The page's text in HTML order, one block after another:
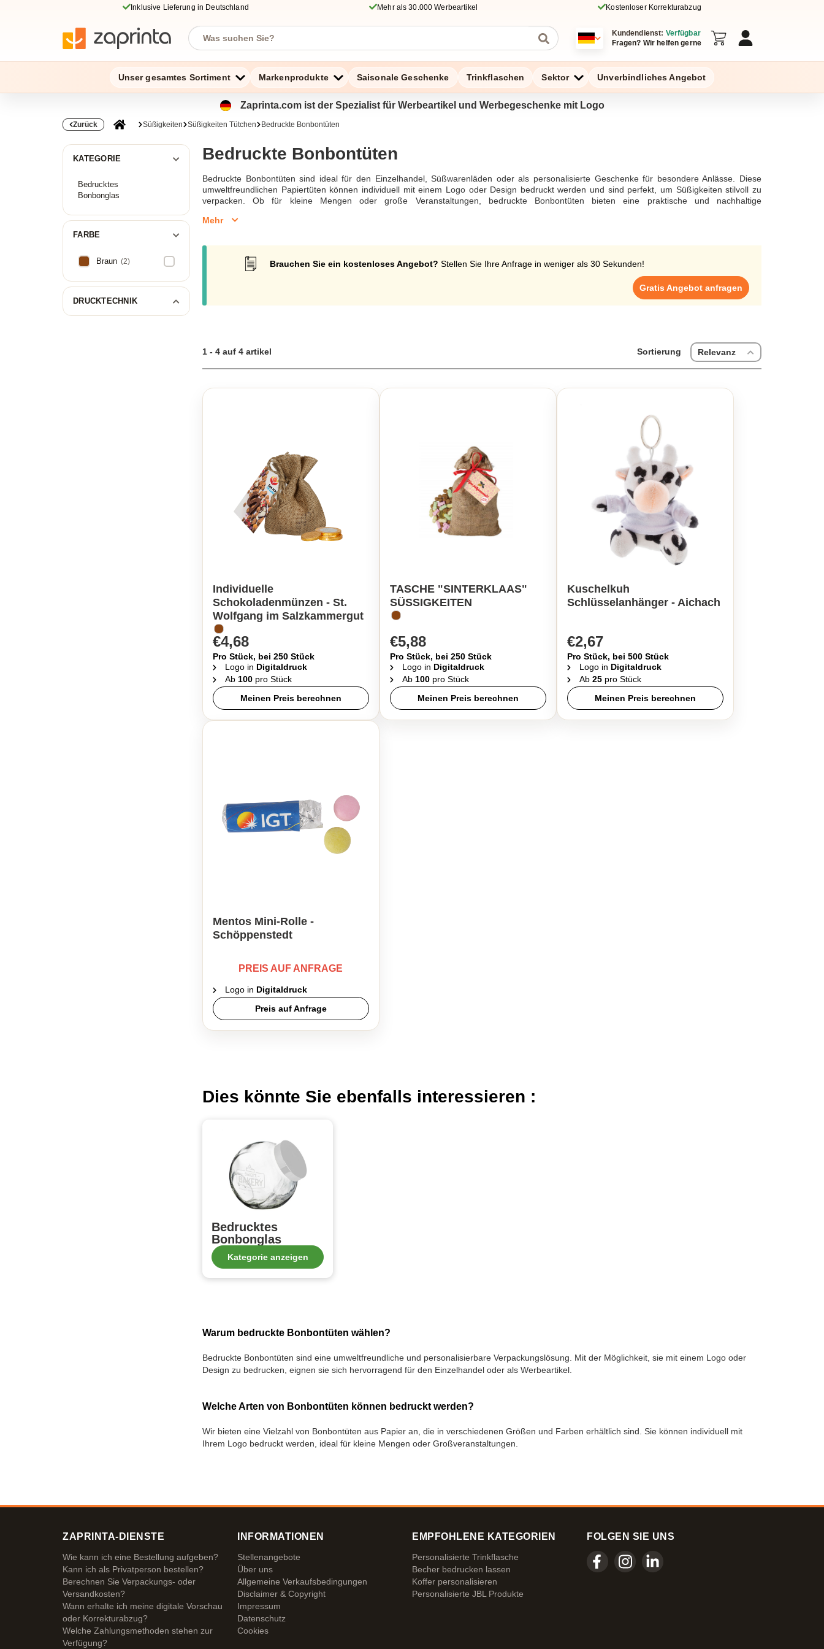
Inklusive Lieferung in Deutschland Mehr als 30.000 Werbeartikel Kostenloser Korrekturabzug
Kundendienst: Verfügbar
Fragen? Wir helfen gerne
Unser gesamtes Sortiment Markenprodukte Saisonale Geschenke Trinkflaschen Sektor Unverbindliches Angebot
Zaprinta.com ist der Spezialist für Werbeartikel und Werbegeschenke mit Logo
Zurück Süßigkeiten Süßigkeiten Tütchen Bedruckte Bonbontüten
KATEGORIE
Bedrucktes
Bonbonglas
FARBE
Braun (2)
DRUCKTECHNIK
Bedruckte Bonbontüten
Bedruckte Bonbontüten sind ideal für den Einzelhandel, Süßwarenläden oder als personalisierte Geschenke für besondere Anlässe. Diese
umweltfreundlichen Papiertüten können individuell mit einem Logo oder Design bedruckt werden und sind perfekt, um Süßigkeiten stilvoll zu
verpacken. Ob für kleine Mengen oder große Veranstaltungen, bedruckte Bonbontüten bieten eine praktische und nachhaltige
Mehr
Brauchen Sie ein kostenloses Angebot? Stellen Sie Ihre Anfrage in weniger als 30 Sekunden!
Gratis Angebot anfragen
1 - 4 auf 4 artikel Sortierung Relevanz
Individuelle
Schokoladenmünzen - St.
Wolfgang im Salzkammergut
€4,68
Pro Stück, bei 250 Stück
Logo in Digitaldruck
Ab 100 pro Stück
Meinen Preis berechnen
TASCHE "SINTERKLAAS"
SÜSSIGKEITEN
€5,88
Pro Stück, bei 250 Stück
Logo in Digitaldruck
Ab 100pro Stück
Meinen Preis berechnen
Kuschelkuh
Schlüsselanhänger - Aichach
€2,67
Pro Stück, bei 500 Stück
Logo in Digitaldruck
Ab 25pro Stück
Meinen Preis berechnen
Mentos Mini-Rolle -
Schöppenstedt
PREIS AUF ANFRAGE
Logo in Digitaldruck
Preis auf Anfrage
Dies könnte Sie ebenfalls interessieren :
Bedrucktes
Bonbonglas
Kategorie anzeigen
Warum bedruckte Bonbontüten wählen?
Bedruckte Bonbontüten sind eine umweltfreundliche und personalisierbare Verpackungslösung. Mit der Möglichkeit, sie mit einem Logo oder
Design zu bedrucken, eignen sie sich hervorragend für den Einzelhandel oder als Werbeartikel.
Welche Arten von Bonbontüten können bedruckt werden?
Wir bieten eine Vielzahl von Bonbontüten aus Papier an, die in verschiedenen Größen und Farben erhältlich sind. Sie können individuell mit
Ihrem Logo bedruckt werden, ideal für kleine Mengen oder Großveranstaltungen.
ZAPRINTA-DIENSTE
Wie kann ich eine Bestellung aufgeben?
Kann ich als Privatperson bestellen?
Berechnen Sie Verpackungs- oder
Versandkosten?
Wann erhalte ich meine digitale Vorschau
oder Korrekturabzug?
Welche Zahlungsmethoden stehen zur
Verfügung?
INFORMATIONEN
Stellenangebote
Über uns
Allgemeine Verkaufsbedingungen
Disclaimer & Copyright
Impressum
Datenschutz
Cookies
EMPFOHLENE KATEGORIEN
Personalisierte Trinkflasche
Becher bedrucken lassen
Koffer personalisieren
Personalisierte JBL Produkte
FOLGEN SIE UNS